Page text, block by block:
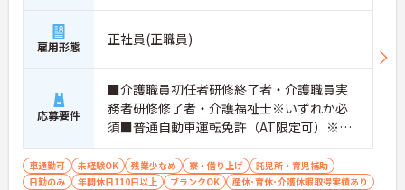
雇用形態 正社員(正職員)
応募要件
■介護職員初任者研修終了者・介護職員実
務者研修修了者・介護福祉士※いずれか必
須■普通自動車運転免許（AT限定可）※必
須■ブランクOK・未経験OK
車通勤可 未経験OK 残業少なめ 寮・借り上げ
託児所・育児補助
日勤のみ
年間休日110日以上 ブランクOK
産休･育休･介護休暇取得実績あり